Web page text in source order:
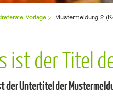
Vorlage Mustermeldung 2
ist der Titel
der Untertitel der